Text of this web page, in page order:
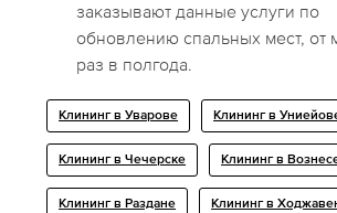
заказывают данные услуги по
обновлению спальных мест, от
раз в полгода.
Клининг в Уварове Клининг в
Клининг в Чечерске Клининг в
Клининг в Раздане Клининг в